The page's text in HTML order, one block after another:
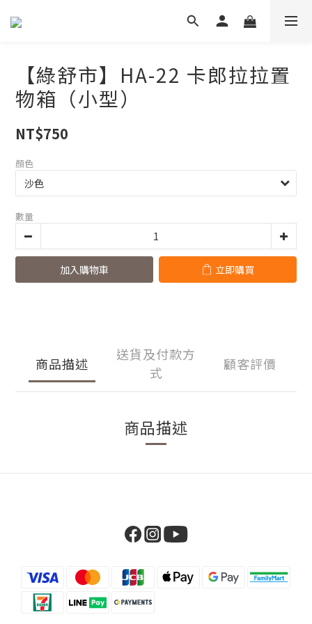
【綠舒市】HA-22 卡郎拉拉置
物箱（小型）
NT$750
顏色
數量
加入購物車 立即購買
商品描述
送貨及付款方
式
顧客評價
商品描述